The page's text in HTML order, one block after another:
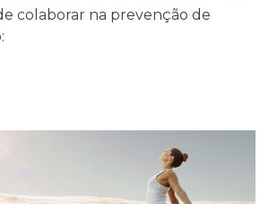
colaborar na prevenção de